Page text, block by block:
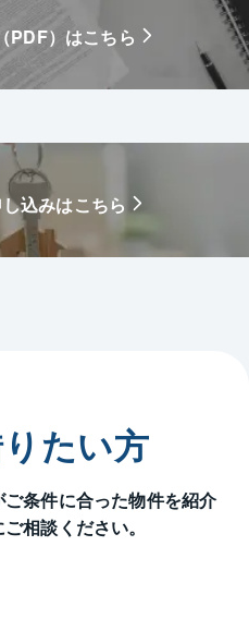
PDF）はこちら
込みはこちら
たい方
条件に合った物件を紹介
相談ください。